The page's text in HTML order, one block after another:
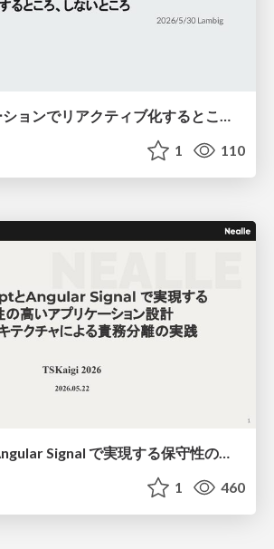
業務アプリケーションでリアクティブ化するところ、しないところ
1 110
TypeScriptとAngular Signal で実現する保守性の高いアプリケーション設計 - 3層アーキテクチャによる責務分離の実践（たつかわ） https://2026.tskaigi.org/talks/10
1 460